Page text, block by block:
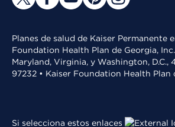
Planes de salud de Kaiser Permanente
Foundation Health Plan de Georgia,
Maryland, Virginia, y Washington,
97232 • Kaiser Foundation Health
Si selecciona estos enlaces